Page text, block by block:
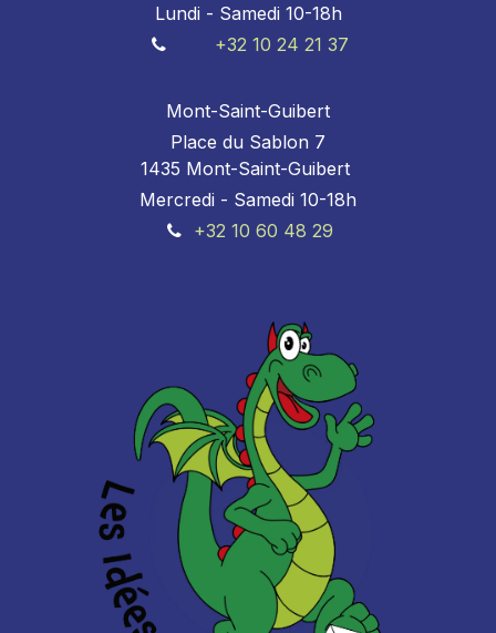
Lundi - Samedi 10-18h
+32 10 24 21 37
Mont-Saint-Guibert
Place du Sablon 7
1435 Mont-Saint-Guibert
Mercredi - Samedi 10-18h
+32 10 60 48 29